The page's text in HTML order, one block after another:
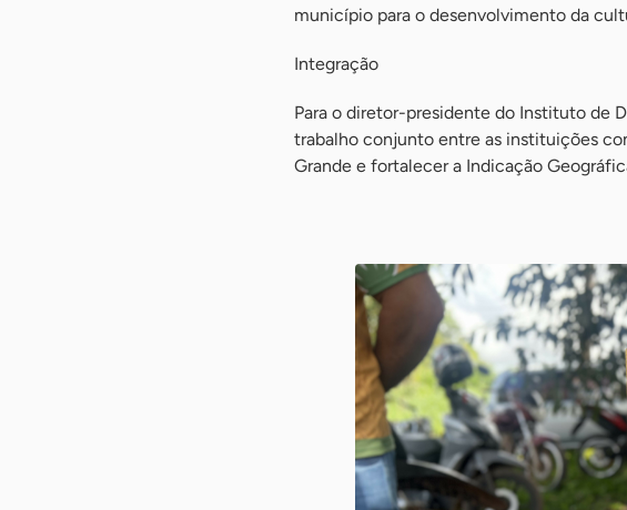
município para o desenvolvimento da
Integração
Para o diretor-presidente do Instituto de
trabalho conjunto entre as instituições
Grande e fortalecer a Indicação